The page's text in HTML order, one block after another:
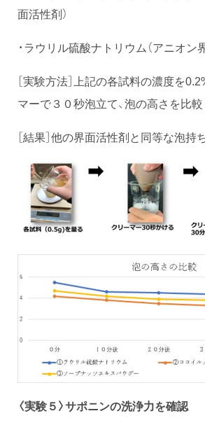
面活性剤）
・ラウリル硫酸ナトリウム（アニオン
［実験方法］上記の各試料の濃度を
マーで３０秒泡立て、泡の高さを比較
［結果］他の界面活性剤と同等な泡持
〈実験５〉サポニンの洗浄力を確認